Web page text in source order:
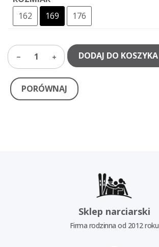
162
169 176
1 DODAJ DO KOSZYKA
PORÓWNAJ
Sklep narciarski
Firma rodzinna od 2012 roku